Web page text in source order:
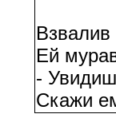
Ей
-
Скажи